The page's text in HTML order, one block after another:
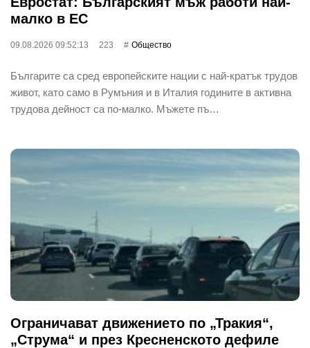
малко в ЕС
09.08.2026 09:52:13 223 Общество
Българите са сред европейските нации с най-кратък трудов
живот, като само в Румъния и в Италия годините в активна
трудова дейност са по-малко. Мъжете пъ…
Ограничават движението по „Тракия“,
„Струма“ и през Кресненското дефиле